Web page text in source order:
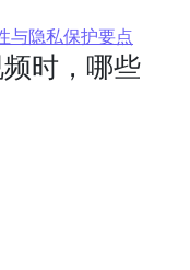
与隐私保护要点
时，哪些